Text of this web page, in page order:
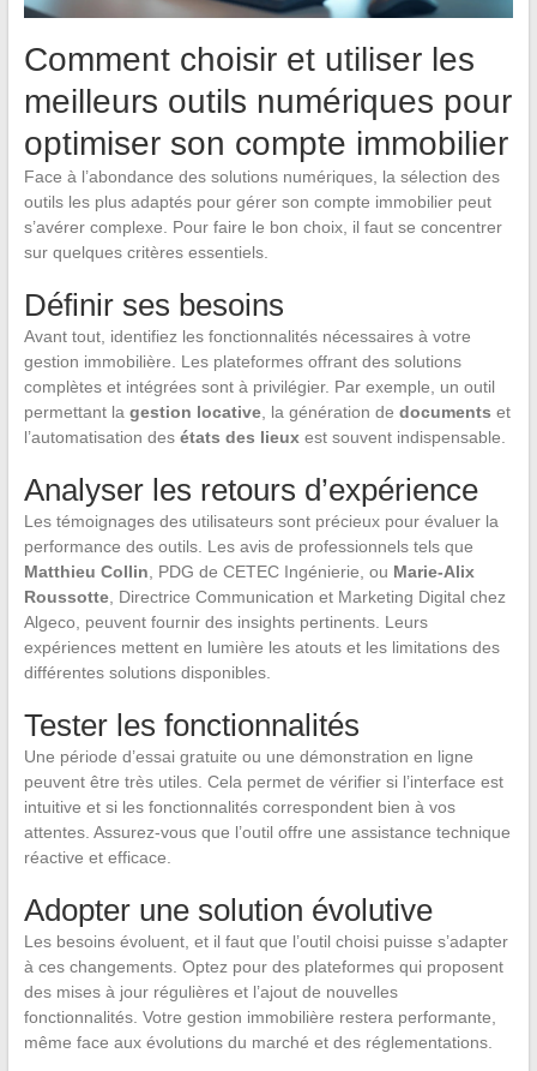
Comment choisir et utiliser les
meilleurs outils numériques pour
optimiser son compte immobilier
Face à l’abondance des solutions numériques, la sélection des
outils les plus adaptés pour gérer son compte immobilier peut
s’avérer complexe. Pour faire le bon choix, il faut se concentrer
sur quelques critères essentiels.
Définir ses besoins
Avant tout, identifiez les fonctionnalités nécessaires à votre
gestion immobilière. Les plateformes offrant des solutions
complètes et intégrées sont à privilégier. Par exemple, un outil
permettant la gestion locative, la génération de documents et
l’automatisation des états des lieuxest souvent indispensable.
Analyser les retours d’expérience
Les témoignages des utilisateurs sont précieux pour évaluer la
performance des outils. Les avis de professionnels tels que
Matthieu Collin, PDG de CETEC Ingénierie, ou Marie-Alix
Roussotte, Directrice Communication et Marketing Digital chez
Algeco, peuvent fournir des insights pertinents. Leurs
expériences mettent en lumière les atouts et les limitations des
différentes solutions disponibles.
Tester les fonctionnalités
Une période d’essai gratuite ou une démonstration en ligne
peuvent être très utiles. Cela permet de vérifier si l’interface est
intuitive et si les fonctionnalités correspondent bien à vos
attentes. Assurez-vous que l’outil offre une assistance technique
réactive et efficace.
Adopter une solution évolutive
Les besoins évoluent, et il faut que l’outil choisi puisse s’adapter
à ces changements. Optez pour des plateformes qui proposent
des mises à jour régulières et l’ajout de nouvelles
fonctionnalités. Votre gestion immobilière restera performante,
même face aux évolutions du marché et des réglementations.